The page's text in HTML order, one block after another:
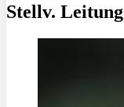
Stellv. Leitung